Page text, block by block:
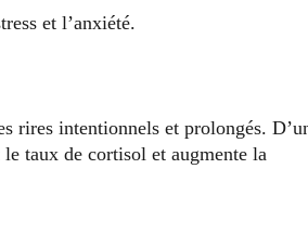
et l’anxiété.
rires intentionnels et prolongés.
taux de cortisol et augmente la